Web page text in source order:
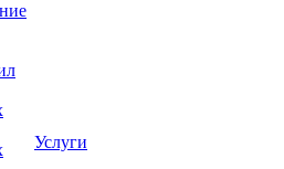
Услуги